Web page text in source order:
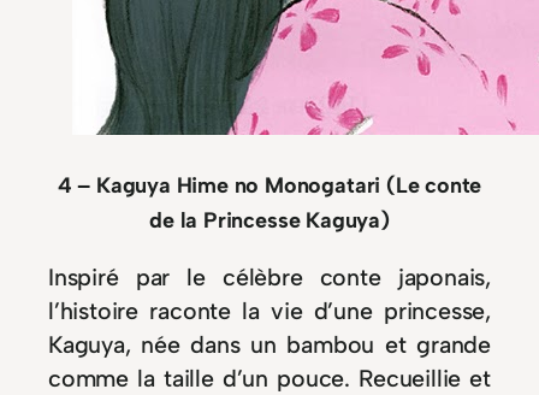
4 – Kaguya Hime no Monogatari (Le conte
de la Princesse Kaguya)
Inspiré par le célèbre conte japonais,
l’histoire raconte la vie d’une princesse,
Kaguya, née dans un bambou et grande
comme la taille d’un pouce. Recueillie et